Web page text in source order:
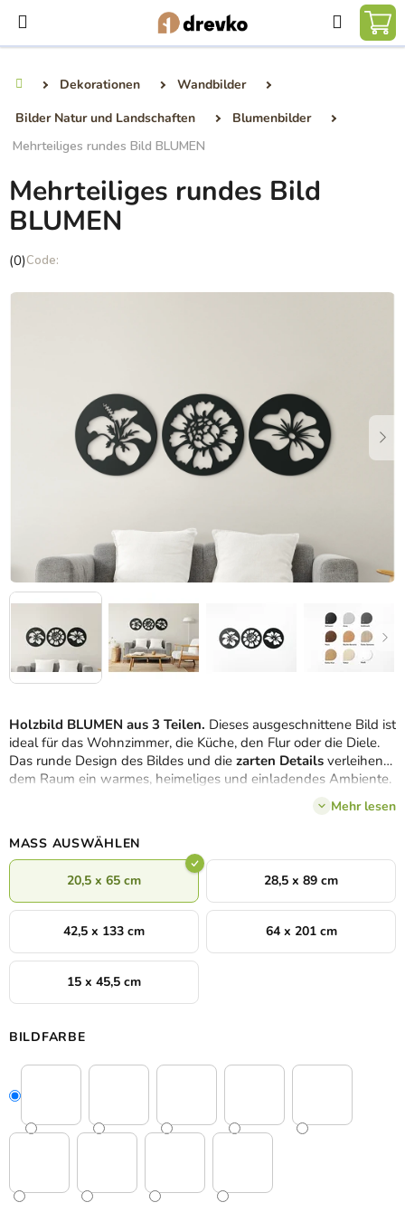
Inhalt
springen
Suchen
Dekorationen
Wandbilder
Bilder Natur und Landschaften
Blumenbilder
Mehrteiliges rundes Bild BLUMEN
Holzbild BLUMEN aus 3 Teilen. Dieses ausgeschnittene Bild ist
ideal für das Wohnzimmer, die Küche, den Flur oder die Diele.
Das runde Design des Bildes und die zarten Details verleihen
dem Raum ein warmes, heimeliges und einladendes Ambiente.
Mehr lesen
MASS AUSWÄHLEN
20,5 x 65 cm 28,5 x 89 cm
42,5 x 133 cm 64 x 201 cm
15 x 45,5 cm
BILDFARBE
Mehrteiliges rundes Bild
BLUMEN
Die
Produktbewertung
(0)